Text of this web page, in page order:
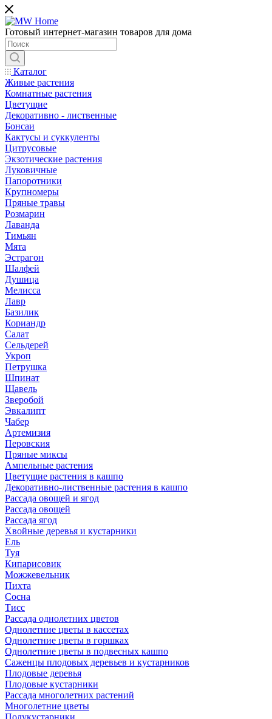
Готовый интернет-магазин товаров для дома
Каталог
Живые растения
Комнатные растения
Цветущие
Декоративно - лиственные
Бонсаи
Кактусы и суккуленты
Цитрусовые
Экзотические растения
Луковичные
Папоротники
Крупномеры
Пряные травы
Розмарин
Лаванда
Тимьян
Мята
Эстрагон
Шалфей
Душица
Мелисса
Лавр
Базилик
Кориандр
Салат
Сельдерей
Укроп
Петрушка
Шпинат
Щавель
Зверобой
Эвкалипт
Чабер
Артемизия
Перовския
Пряные миксы
Ампельные растения
Цветущие растения в кашпо
Декоративно-лиственные растения в кашпо
Рассада овощей и ягод
Рассада овощей
Рассада ягод
Хвойные деревья и кустарники
Ель
Туя
Кипарисовик
Можжевельник
Пихта
Сосна
Тисc
Рассада однолетних цветов
Однолетние цветы в кассетах
Однолетние цветы в горшках
Однолетние цветы в подвесных кашпо
Саженцы плодовых деревьев и кустарников
Плодовые деревья
Плодовые кустарники
Рассада многолетних растений
Многолетние цветы
Полукустарники